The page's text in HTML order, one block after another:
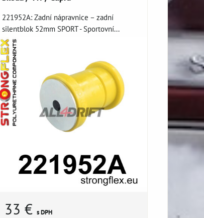
221952A: Zadní nápravnice – zadní
silentblok 52mm SPORT - Sportovní...
33 €s DPH